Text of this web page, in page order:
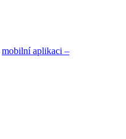
mobilní aplikaci –